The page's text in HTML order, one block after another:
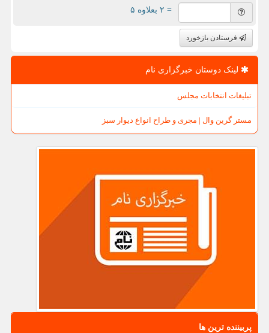
= ۲ بعلاوه ۵
فرستادن بازخورد
لینک دوستان خبرگزاری نام
تبلیغات انتخابات مجلس
مستر گرین وال | مجری و طراح انواع دیوار سبز
پربیننده ترین ها